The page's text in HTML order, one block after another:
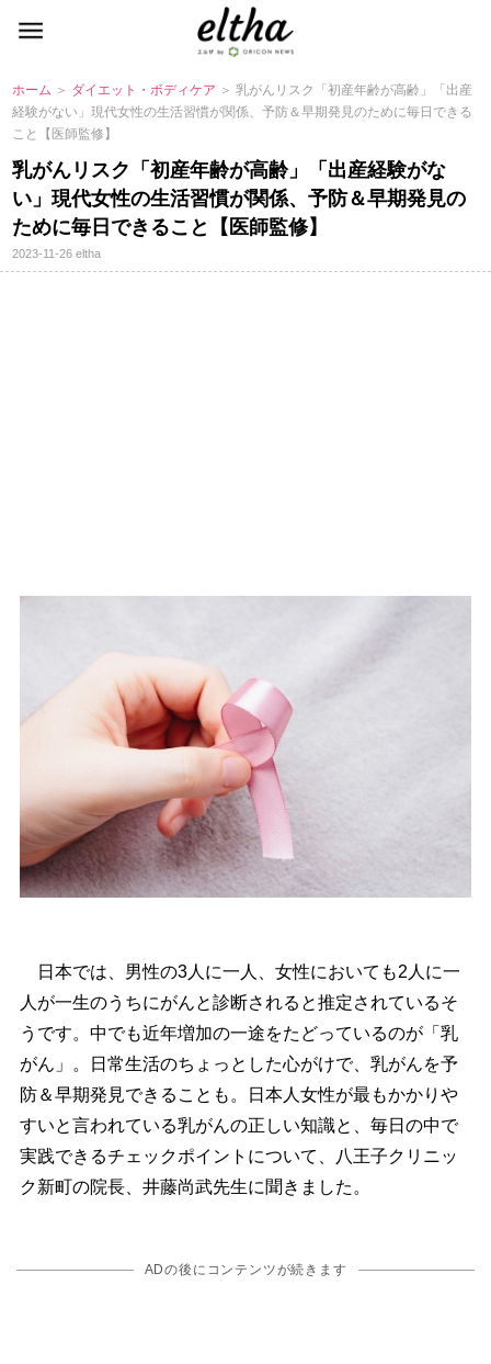
ホーム ＞ ダイエット・ボディケア ＞ 乳がんリスク「初産年齢が高齢」「出産
経験がない」現代女性の生活習慣が関係、予防＆早期発見のために毎日できる
こと【医師監修】
乳がんリスク「初産年齢が高齢」「出産経験がな
い」現代女性の生活習慣が関係、予防＆早期発見の
ために毎日できること【医師監修】
2023-11-26eltha
日本では、男性の3人に一人、女性においても2人に一
人が一生のうちにがんと診断されると推定されているそ
うです。中でも近年増加の一途をたどっているのが「乳
がん」。日常生活のちょっとした心がけで、乳がんを予
防＆早期発見できることも。日本人女性が最もかかり
すいと言われている乳がんの正しい知識と、毎日の中で
実践できるチェックポイントについて、八王子クリニッ
ク新町の院長、井藤尚武先生に聞きました。
ADの後にコンテンツが続きます